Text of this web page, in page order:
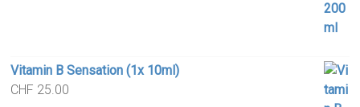
Vitamin B Sensation (1x 10ml)
CHF 25.00